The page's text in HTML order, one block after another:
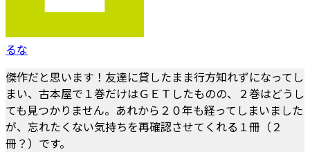
るな
傑作だと思います！友達に貸したまま行方知れずになってし
まい、古本屋で１巻だけはＧＥＴしたものの、２巻はどうし
ても見つかりません。あれから２０年も経ってしまいました
が、忘れたくない気持ちを再確認させてくれる１冊（２
冊？）です。